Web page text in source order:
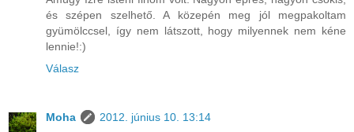
és szépen szelhető. A közepén meg jól megpakoltam
gyümölccsel, így nem látszott, hogy milyennek nem kéne
lennie!:)
Válasz
Moha
2012. június 10. 13:14